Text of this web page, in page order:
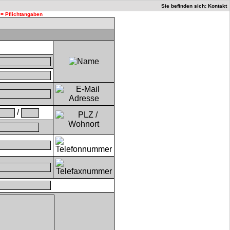
Sie befinden sich: Kontakt
Pflichtangaben
/